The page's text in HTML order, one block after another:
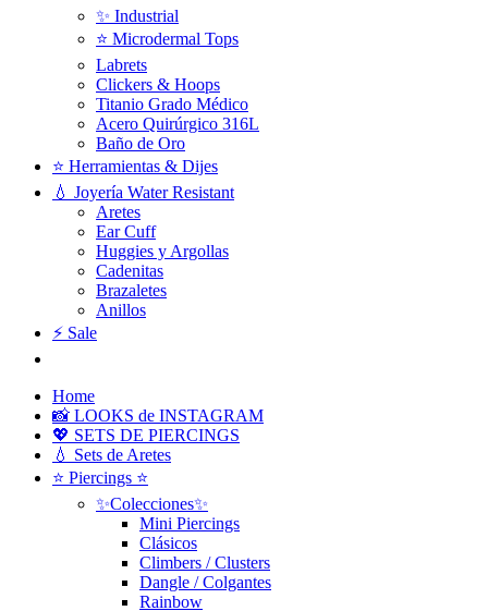
✨ Industrial
⭐️ Microdermal Tops
Labrets
Clickers & Hoops
Titanio Grado Médico
Acero Quirúrgico 316L
Baño de Oro
⭐ Herramientas & Dijes
💧 Joyería Water Resistant
Aretes
Ear Cuff
Huggies y Argollas
Cadenitas
Brazaletes
Anillos
⚡ Sale
Home
📸 LOOKS de INSTAGRAM
💖 SETS DE PIERCINGS
💧 Sets de Aretes
⭐ Piercings ⭐
✨Colecciones✨
Mini Piercings
Clásicos
Climbers / Clusters
Dangle / Colgantes
Rainbow